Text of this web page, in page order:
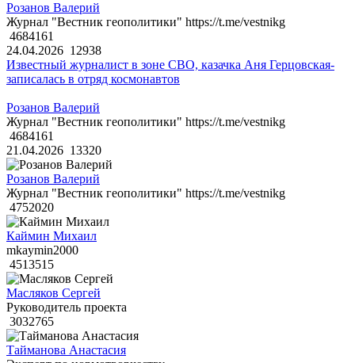
Розанов Валерий
Журнал "Вестник геополитики" https://t.me/vestnikg
4684161
24.04.2026 12938
Известный журналист в зоне СВО, казачка Аня Герцовская-
записалась в отряд космонавтов
Розанов Валерий
Журнал "Вестник геополитики" https://t.me/vestnikg
4684161
21.04.2026 13320
Розанов Валерий
Журнал "Вестник геополитики" https://t.me/vestnikg
4752020
Каймин Михаил
mkaymin2000
4513515
Масляков Сергей
Руководитель проекта
3032765
Тайманова Анастасия